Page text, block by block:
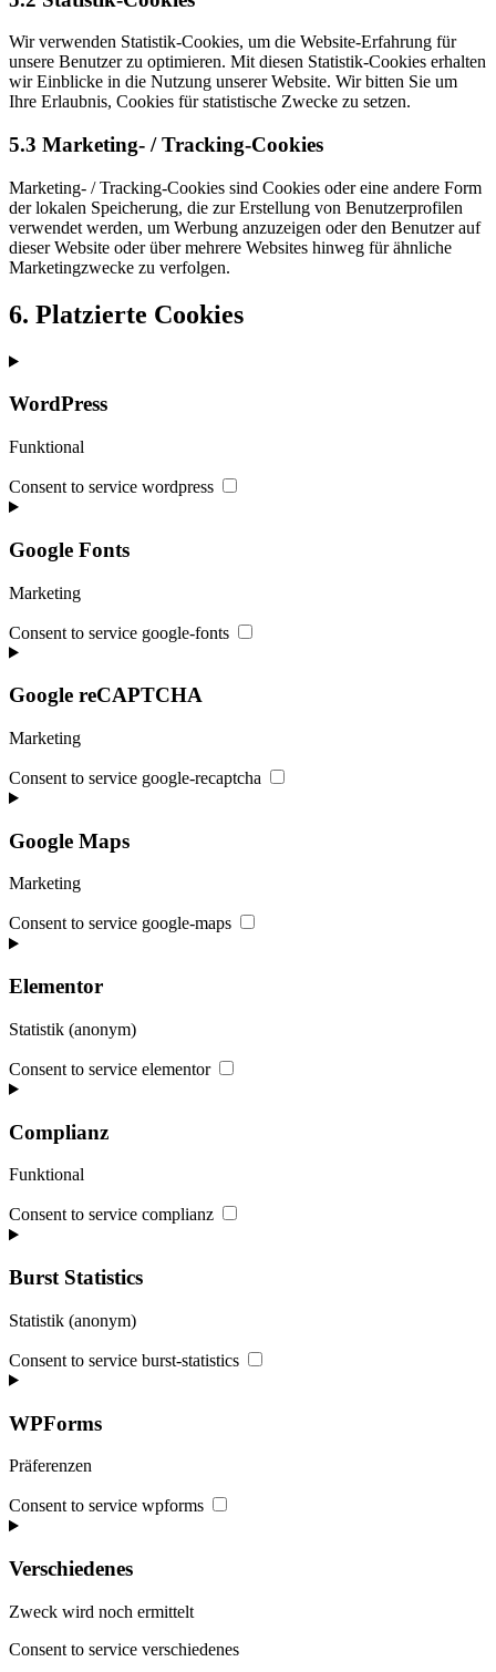
Wir verwenden Statistik-Cookies, um die Website-Erfahrung für
unsere Benutzer zu optimieren. Mit diesen Statistik-Cookies erhalten
wir Einblicke in die Nutzung unserer Website. Wir bitten Sie um
Ihre Erlaubnis, Cookies für statistische Zwecke zu setzen.
5.3 Marketing- / Tracking-Cookies
Marketing- / Tracking-Cookies sind Cookies oder eine andere Form
der lokalen Speicherung, die zur Erstellung von Benutzerprofilen
verwendet werden, um Werbung anzuzeigen oder den Benutzer auf
dieser Website oder über mehrere Websites hinweg für ähnliche
Marketingzwecke zu verfolgen.
6. Platzierte Cookies
WordPress
Funktional
Consent to service wordpress
Google Fonts
Marketing
Consent to service google-fonts
Google reCAPTCHA
Marketing
Consent to service google-recaptcha
Google Maps
Marketing
Consent to service google-maps
Elementor
Statistik (anonym)
Consent to service elementor
Complianz
Funktional
Consent to service complianz
Burst Statistics
Statistik (anonym)
Consent to service burst-statistics
WPForms
Präferenzen
Consent to service wpforms
Verschiedenes
Zweck wird noch ermittelt
Consent to service verschiedenes